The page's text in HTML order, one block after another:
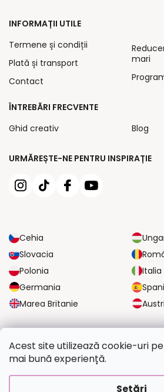
Acest site utilizează cookie-uri
mai bună experiență.
Setări
URMĂREȘTE-NE PENTRU INSPIRAȚIE
Cehia
Slovacia
Polonia
Italia
Germania
Marea Britanie
INFORMAȚII UTILE
Termene și condiții
Plată și transport
Contact
mari
ÎNTREBĂRI FRECVENTE
Ghid creativ
Blog
OPȚIUNI DE PLATĂ SIGURE